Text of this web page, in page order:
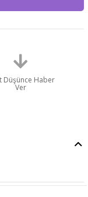
Düşünce Haber
Ver